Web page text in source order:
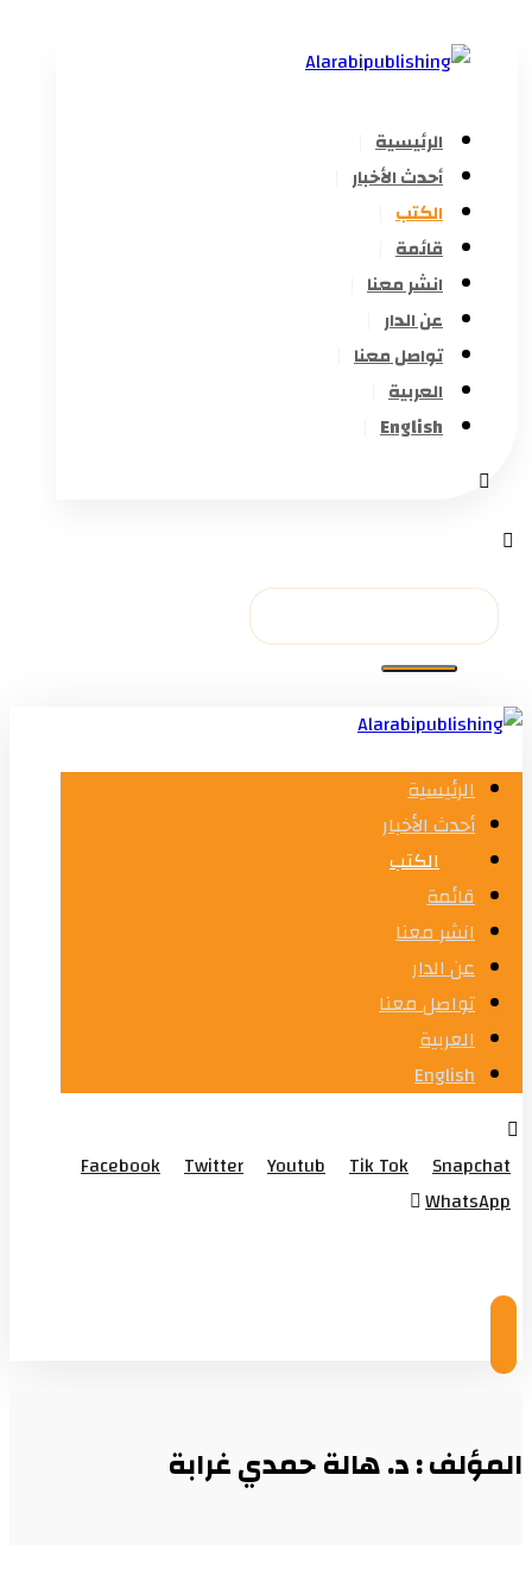
الرئيسية
أحدث الأخبار
الكتب
قائمة
انشر معنا
عن الدار
تواصل معنا
العربية
English
الرئيسية
أحدث الأخبار
الكتب
قائمة
انشر معنا
عن الدار
تواصل معنا
العربية
English
Facebook Twitter Youtub Tik Tok
Snapchat
WhatsApp
المؤلف : د. هالة حمدي غرابة